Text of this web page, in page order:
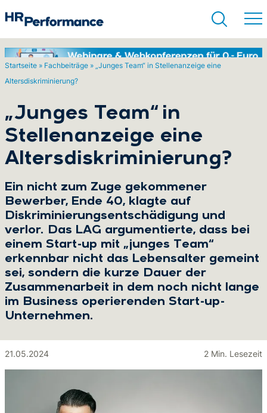
Startseite » Fachbeiträge » „Junges Team“ in Stellenanzeige eine
Altersdiskriminierung?
„Junges Team“ in
Stellenanzeige eine
Altersdiskriminierung?
Ein nicht zum Zuge gekommener
Bewerber, Ende 40, klagte auf
Diskriminierungsentschädigung und
verlor. Das LAG argumentierte, dass bei
einem Start-up mit „junges Team“
erkennbar nicht das Lebensalter gemeint
sei, sondern die kurze Dauer der
Zusammenarbeit in dem noch nicht lange
im Business operierenden Start-up-
Unternehmen.
21.05.2024 2 Min. Lesezeit